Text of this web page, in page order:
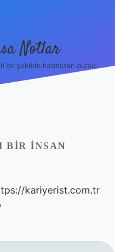
Notlar
bir şekilde hatırlatan durak.
BIR INSAN
kariyerist.com.tr